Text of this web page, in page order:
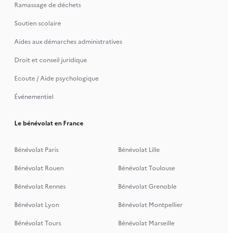
Ramassage de déchets
Soutien scolaire
Aides aux démarches administratives
Droit et conseil juridique
Ecoute / Aide psychologique
Événementiel
Le bénévolat en France
Bénévolat Paris
Bénévolat Lille
Bénévolat Rouen
Bénévolat Toulouse
Bénévolat Rennes
Bénévolat Grenoble
Bénévolat Lyon
Bénévolat Montpellier
Bénévolat Tours
Bénévolat Marseille